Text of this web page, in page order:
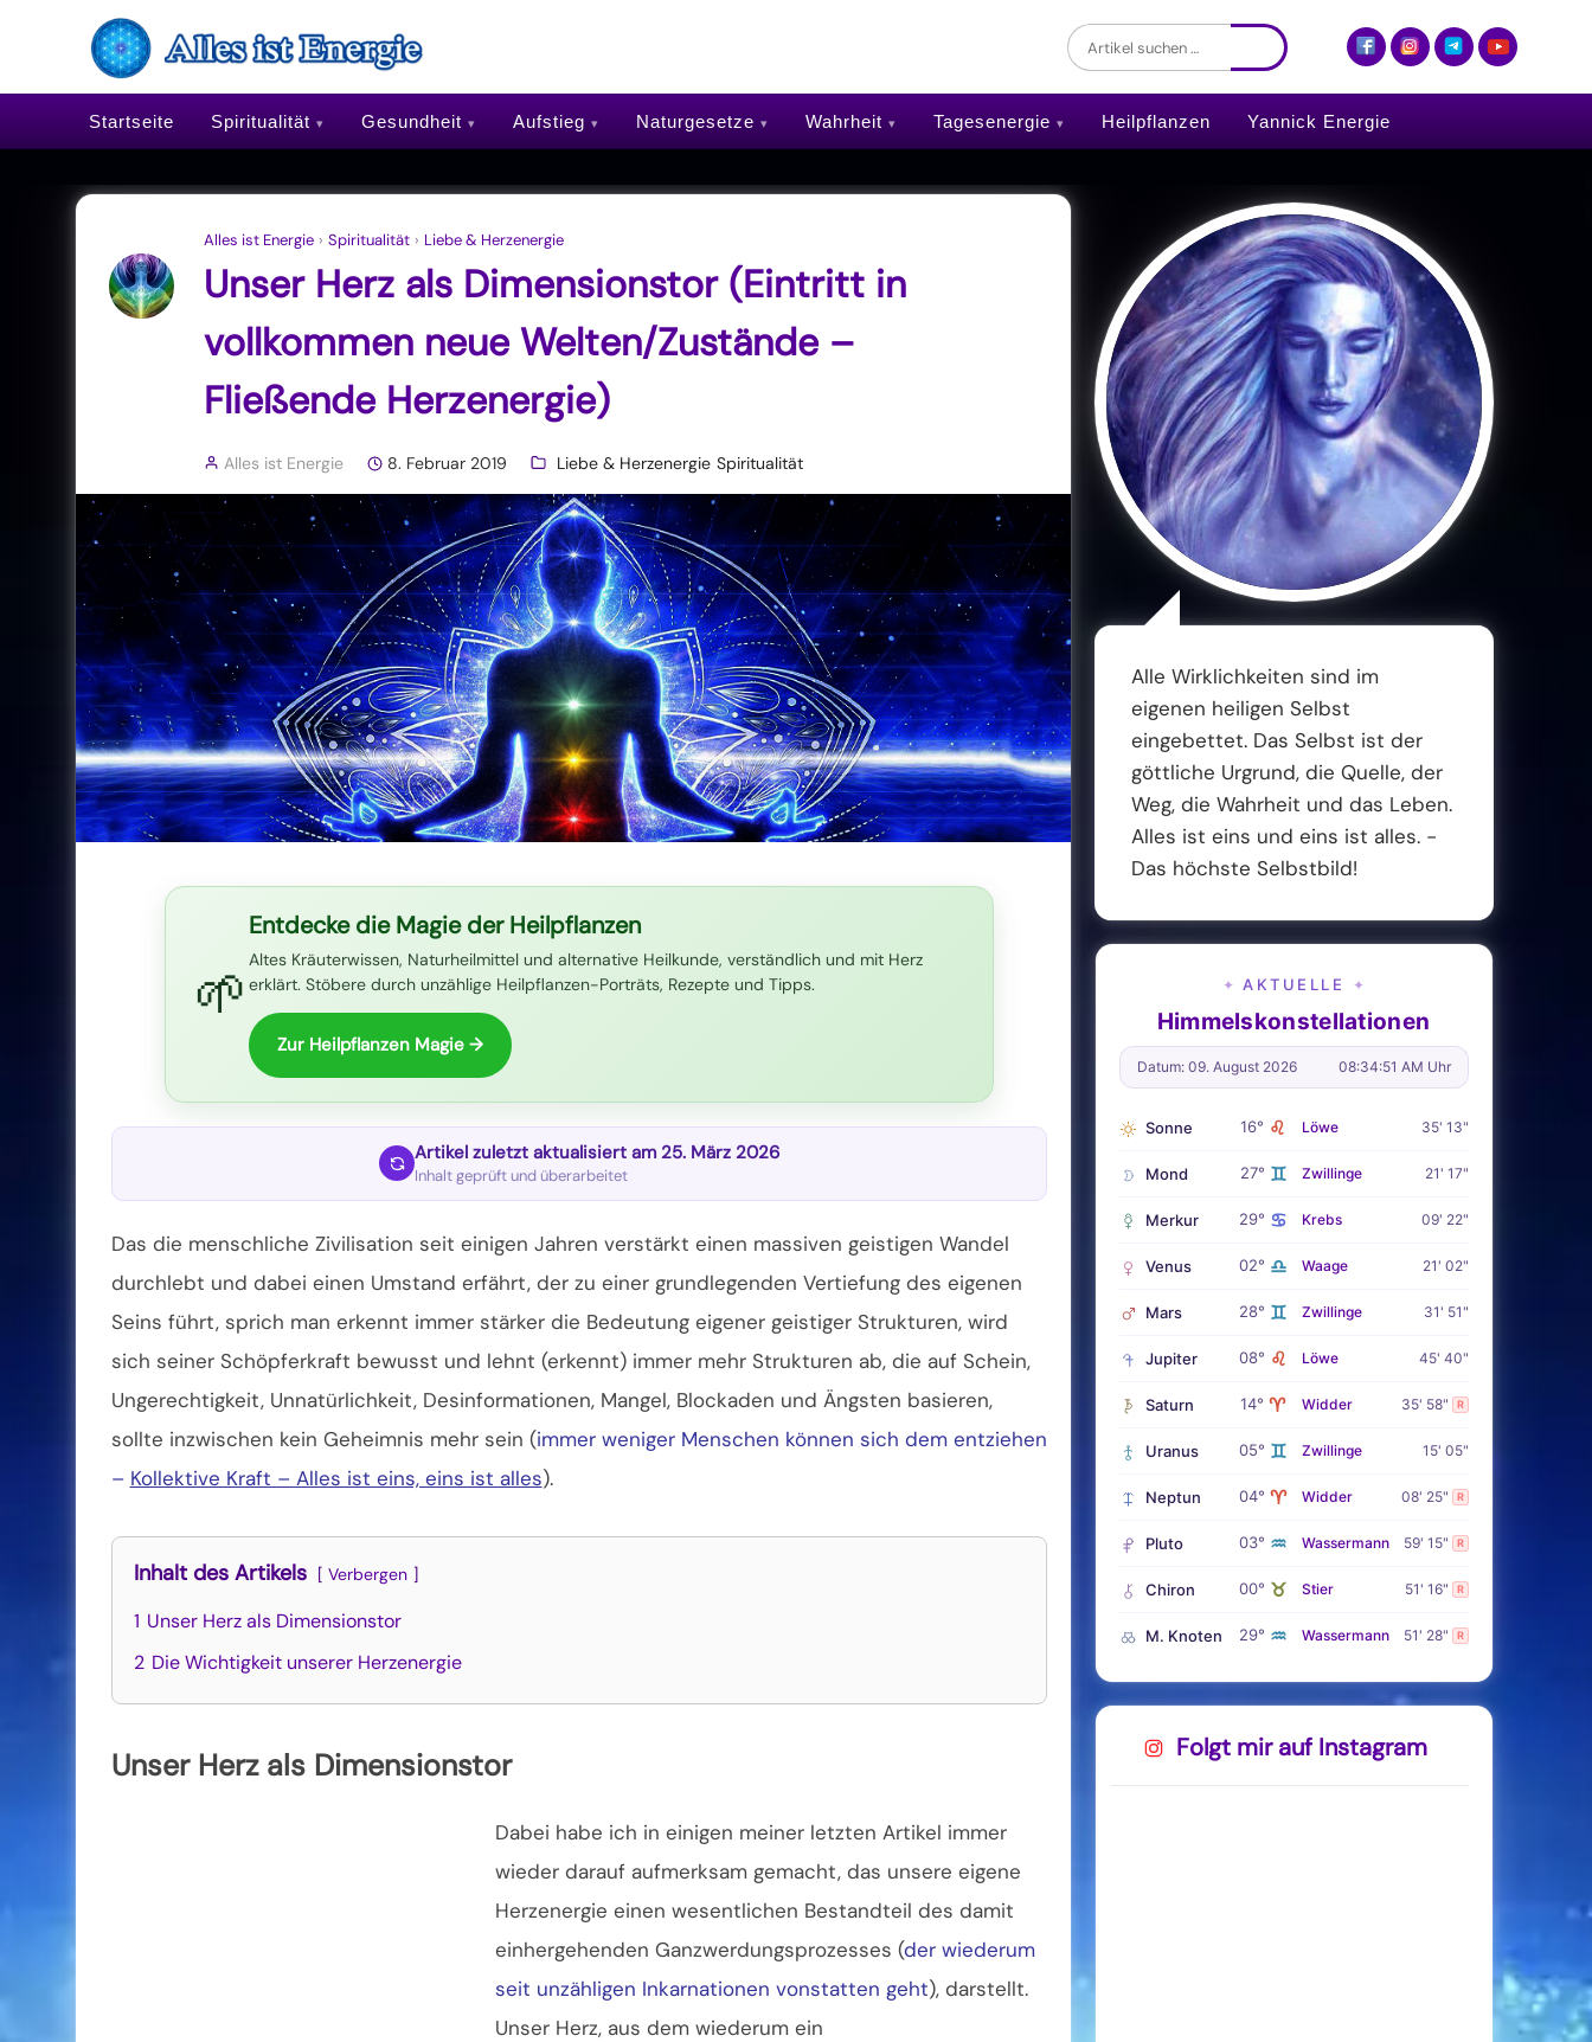
Startseite Spiritualität Gesundheit Aufstieg Naturgesetze Wahrheit Tagesenergie Heilpflanzen Yannick Energie
Alles ist Energie › Spiritualität › Liebe & Herzenergie
Unser Herz als Dimensionstor (Eintritt in
vollkommen neue Welten/Zustände –
Fließende Herzenergie)
Alles ist Energie 8. Februar 2019 Liebe & Herzenergie Spiritualität
🌱
Entdecke die Magie der Heilpflanzen
Altes Kräuterwissen, Naturheilmittel und alternative Heilkunde, verständlich und mit Herz
erklärt. Stöbere durch unzählige Heilpflanzen-Porträts, Rezepte und Tipps.
Zur Heilpflanzen Magie →
Artikel zuletzt aktualisiert am 25. März 2026
Inhalt geprüft und überarbeitet
Das die menschliche Zivilisation seit einigen Jahren verstärkt einen massiven geistigen Wandel
durchlebt und dabei einen Umstand erfährt, der zu einer grundlegenden Vertiefung des eigenen
Seins führt, sprich man erkennt immer stärker die Bedeutung eigener geistiger Strukturen, wird
sich seiner Schöpferkraft bewusst und lehnt (erkennt) immer mehr Strukturen ab, die auf Schein,
Ungerechtigkeit, Unnatürlichkeit, Desinformationen, Mangel, Blockaden und Ängsten basieren,
sollte inzwischen kein Geheimnis mehr sein (immer weniger Menschen können sich dem entziehen
– Kollektive Kraft – Alles ist eins, eins ist alles).
Inhalt des Artikels Verbergen
1 Unser Herz als Dimensionstor
2 Die Wichtigkeit unserer Herzenergie
Unser Herz als Dimensionstor
Dabei habe ich in einigen meiner letzten Artikel immer
wieder darauf aufmerksam gemacht, das unsere eigene
Herzenergie einen wesentlichen Bestandteil des damit
einhergehenden Ganzwerdungsprozesses (der wiederum
seit unzähligen Inkarnationen vonstatten geht), darstellt.
Unser Herz, aus dem wiederum ein
Alle Wirklichkeiten sind im
eigenen heiligen Selbst
eingebettet. Das Selbst ist der
göttliche Urgrund, die Quelle, der
Weg, die Wahrheit und das Leben.
Alles ist eins und eins ist alles. -
Das höchste Selbstbild!
✦ AKTUELLE ✦
Himmelskonstellationen
Datum: 09. August 2026 08:34:52 AM Uhr
Sonne 16° ♌ Löwe 35' 13"
Mond 27° ♊ Zwillinge 21' 17"
Merkur 29° ♋ Krebs 09' 22"
Venus 02° ♎ Waage 21' 02"
Mars 28° ♊ Zwillinge 31' 51"
Jupiter 08° ♌ Löwe 45' 40"
Saturn 14° ♈ Widder 35' 58" R
Uranus 05° ♊ Zwillinge 15' 05"
Neptun 04° ♈ Widder 08' 25" R
Pluto 03° ♒ Wassermann 59' 15" R
Chiron 00° ♉ Stier 51' 16" R
M. Knoten 29° ♒ Wassermann 51' 28" R
Folgt mir auf Instagram